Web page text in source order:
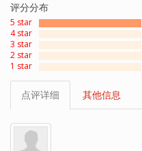
评分分布
5 star
4 star
3 star
2 star
1 star
点评详细 其他信息